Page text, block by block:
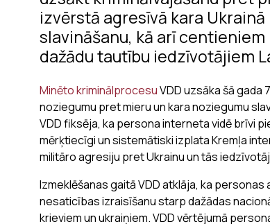
izvērstā agresīvā kara
slavināšanu, kā arī
dažādu tautību iedzīvotājiem
Minēto kriminālprocesuVDD uzsāka šā gada
noziegumu pret mieru un kara noziegumu
VDD fiksēja, ka persona interneta vidē brīvi
mērķtiecīgi un sistemātiski izplata Kremļa
militāro agresiju pret Ukrainu un tās
Izmeklēšanas gaitā VDD atklāja, ka
nesaticības izraisīšanu starp dažādas
krieviem un ukraiņiem. VDD vērtējumā